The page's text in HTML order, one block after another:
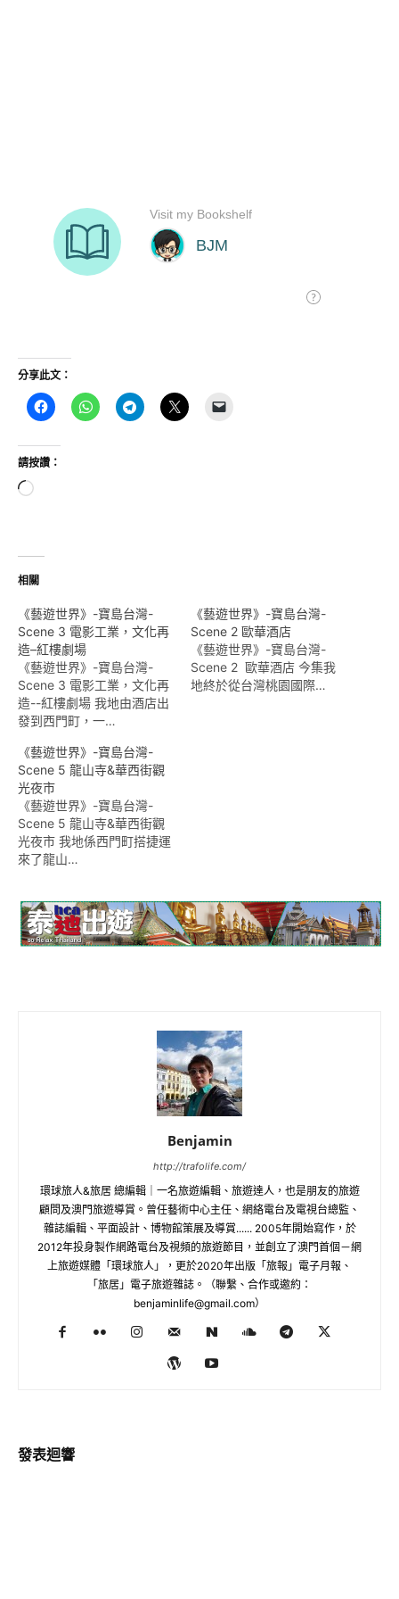
分享此文：
請按讚：
正
入...
相關
《藝遊世界》-寶島台灣-
Scene 3 電影工業，文化再
造–紅樓劇場
《藝遊世界》-寶島台灣-
Scene 3 電影工業，文化再
造--紅樓劇場 我地由酒店出
發到西門町，一…
《藝遊世界》-寶島台灣-
Scene 2 歐華酒店
《藝遊世界》-寶島台灣-
Scene 2 歐華酒店 今集我
地終於從台灣桃園國際…
《藝遊世界》-寶島台灣-
Scene 5 龍山寺&華西街觀
光夜市
《藝遊世界》-寶島台灣-
Scene 5 龍山寺&華西街觀
光夜市 我地係西門町搭捷運
來了龍山…
Benjamin
http://trafolife.com/
環球旅人&旅居 總編輯｜一名旅遊編輯、旅遊達人，也是朋友的旅遊
顧問及澳門旅遊導賞。曾任藝術中心主任、網絡電台及電視台總監、
雜誌編輯、平面設計、博物館策展及導賞...... 2005年開始寫作，於
2012年投身製作網路電台及視頻的旅遊節目，並創立了澳門首個－網
上旅遊媒體「環球旅人」，更於2020年出版「旅報」電子月報、
「旅居」電子旅遊雜誌。（聯繫、合作或邀約：
benjaminlife@gmail.com）
發表迴響